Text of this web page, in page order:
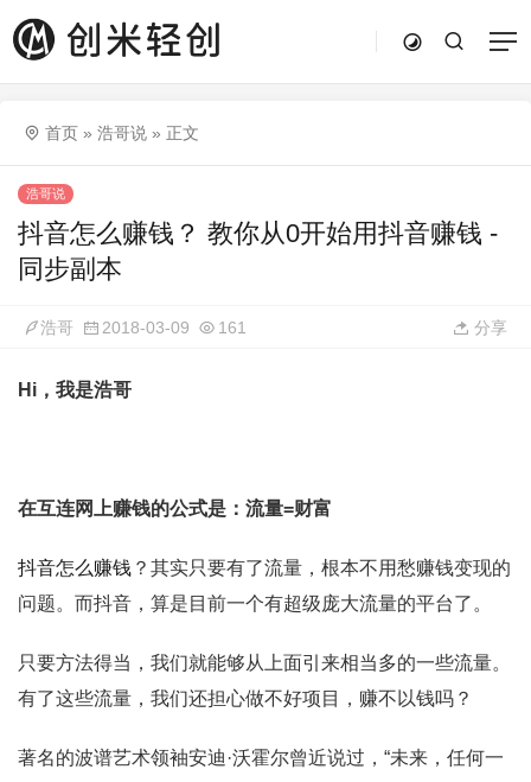
首页 » 浩哥说 » 正文
浩哥说
抖音怎么赚钱？ 教你从0开始用抖音赚钱 -
同步副本
浩哥 2018-03-09 161 分享
Hi，我是浩哥
在互连网上赚钱的公式是：流量=财富
抖音怎么赚钱 ？其实只要有了流量，根本不用愁赚钱变现的
问题。而抖音，算是目前一个有超级庞大流量的平台了。
只要方法得当，我们就能够从上面引来相当多的一些流量。
有了这些流量，我们还担心做不好项目，赚不以钱吗？
著名的波谱艺术领袖安迪·沃霍尔曾近说过，“未来，任何一